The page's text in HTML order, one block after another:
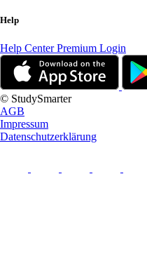
Help
Help CenterPremium Login
© StudySmarter
AGB
Impressum
Datenschutzerklärung